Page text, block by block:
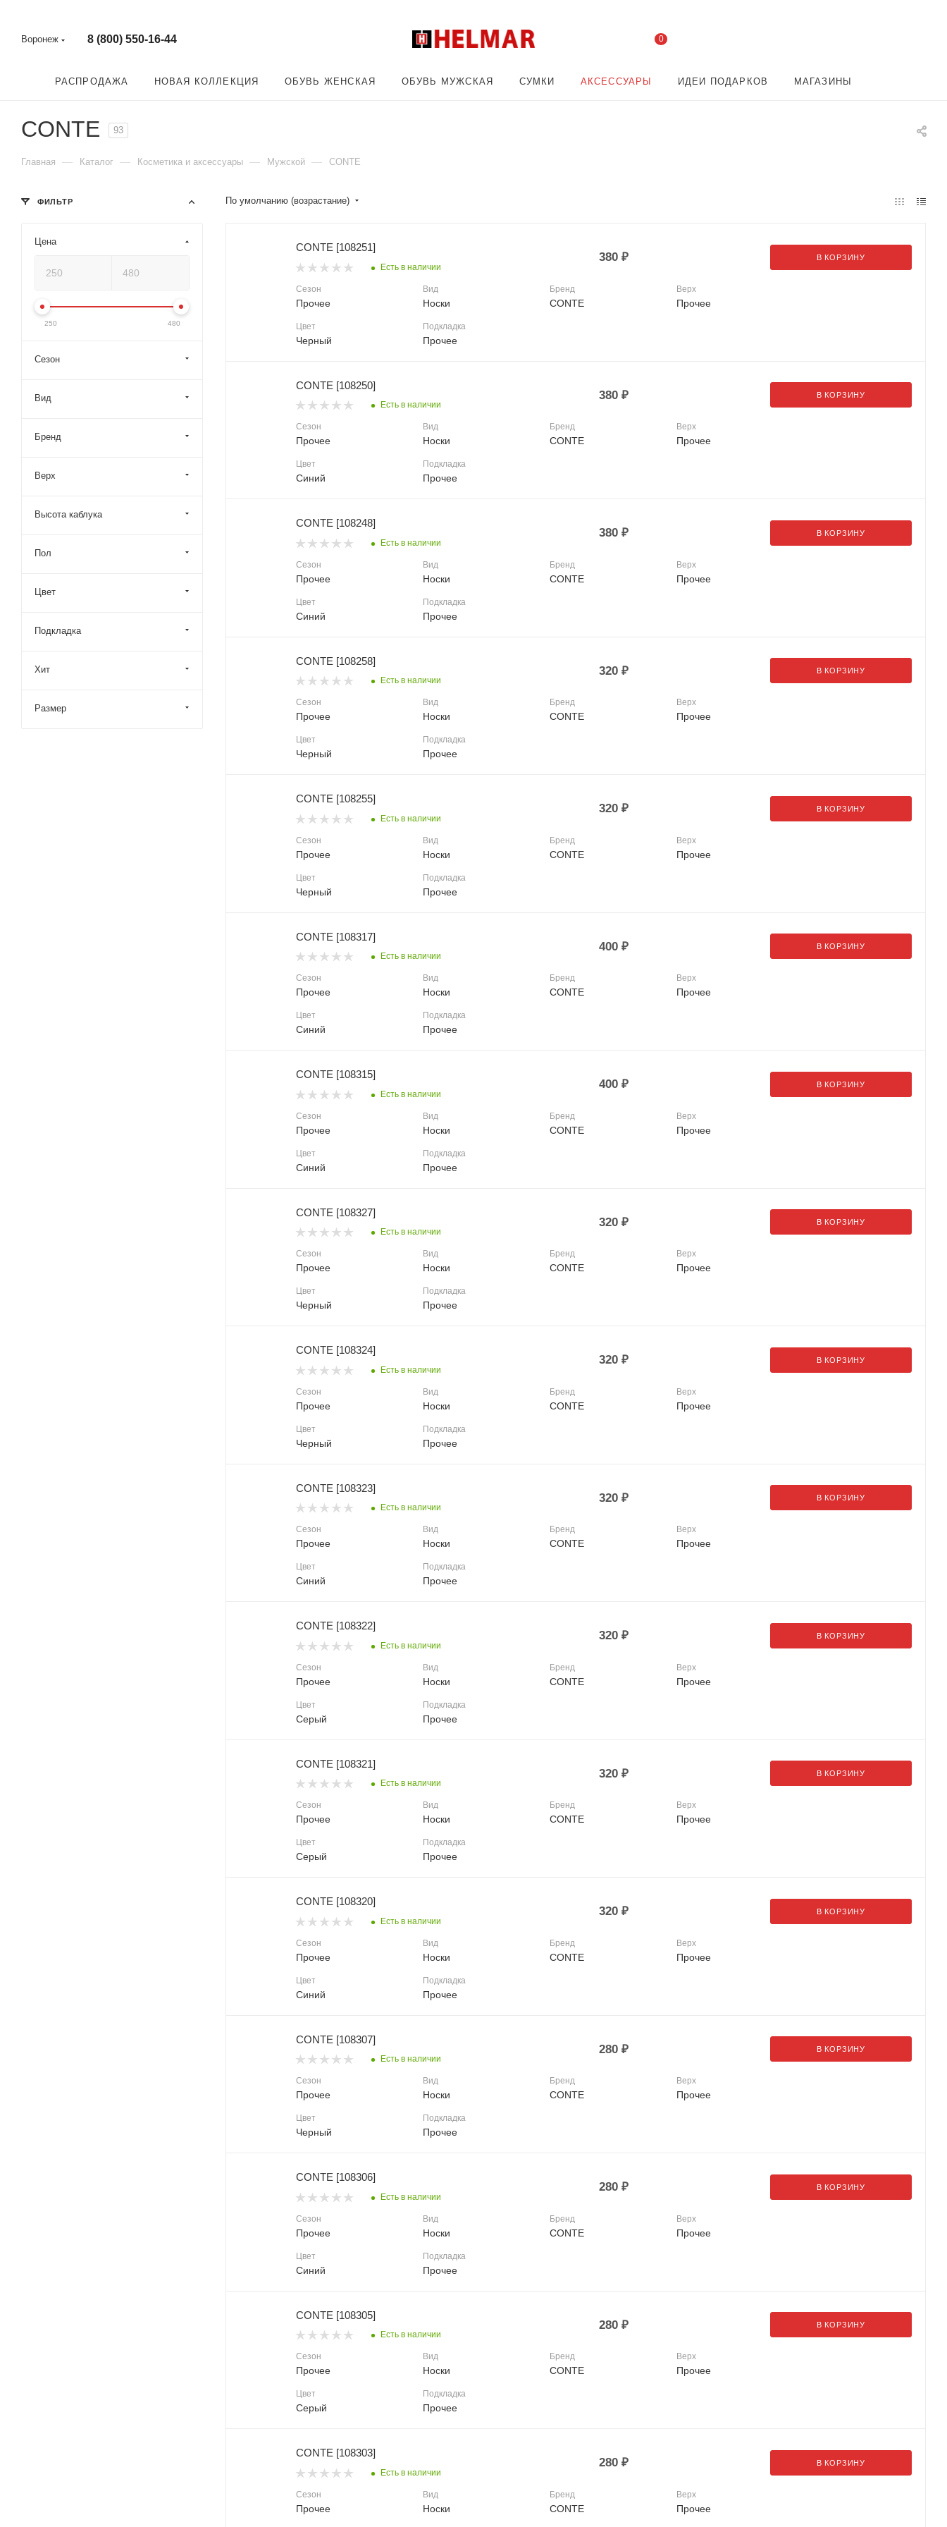
Воронеж 8 (800) 550-16-44 0
РАСПРОДАЖА НОВАЯ КОЛЛЕКЦИЯ ОБУВЬ ЖЕНСКАЯ ОБУВЬ МУЖСКАЯ СУМКИ АКСЕССУАРЫ ИДЕИ ПОДАРКОВ МАГАЗИНЫ
CONTE 93
Главная — Каталог — Косметика и аксессуары — Мужской — CONTE
По умолчанию (возрастание)
CONTE [108251]
Есть в наличии
380 ₽ В КОРЗИНУ
Сезон
Прочее
Вид
Носки
Бренд
CONTE
Верх
Прочее
Цвет
Черный
Подкладка
Прочее
CONTE [108250]
Есть в наличии
380 ₽ В КОРЗИНУ
Сезон
Прочее
Вид
Носки
Бренд
CONTE
Верх
Прочее
Цвет
Синий
Подкладка
Прочее
CONTE [108248]
Есть в наличии
380 ₽ В КОРЗИНУ
Сезон
Прочее
Вид
Носки
Бренд
CONTE
Верх
Прочее
Цвет
Синий
Подкладка
Прочее
CONTE [108258]
Есть в наличии
320 ₽ В КОРЗИНУ
Сезон
Прочее
Вид
Носки
Бренд
CONTE
Верх
Прочее
Цвет
Черный
Подкладка
Прочее
CONTE [108255]
Есть в наличии
320 ₽ В КОРЗИНУ
Сезон
Прочее
Вид
Носки
Бренд
CONTE
Верх
Прочее
Цвет
Черный
Подкладка
Прочее
CONTE [108317]
Есть в наличии
400 ₽ В КОРЗИНУ
Сезон
Прочее
Вид
Носки
Бренд
CONTE
Верх
Прочее
Цвет
Синий
Подкладка
Прочее
CONTE [108315]
Есть в наличии
400 ₽ В КОРЗИНУ
Сезон
Прочее
Вид
Носки
Бренд
CONTE
Верх
Прочее
Цвет
Синий
Подкладка
Прочее
CONTE [108327]
Есть в наличии
320 ₽ В КОРЗИНУ
Сезон
Прочее
Вид
Носки
Бренд
CONTE
Верх
Прочее
Цвет
Черный
Подкладка
Прочее
CONTE [108324]
Есть в наличии
320 ₽ В КОРЗИНУ
Сезон
Прочее
Вид
Носки
Бренд
CONTE
Верх
Прочее
Цвет
Черный
Подкладка
Прочее
CONTE [108323]
Есть в наличии
320 ₽ В КОРЗИНУ
Сезон
Прочее
Вид
Носки
Бренд
CONTE
Верх
Прочее
Цвет
Синий
Подкладка
Прочее
CONTE [108322]
Есть в наличии
320 ₽ В КОРЗИНУ
Сезон
Прочее
Вид
Носки
Бренд
CONTE
Верх
Прочее
Цвет
Серый
Подкладка
Прочее
CONTE [108321]
Есть в наличии
320 ₽ В КОРЗИНУ
Сезон
Прочее
Вид
Носки
Бренд
CONTE
Верх
Прочее
Цвет
Серый
Подкладка
Прочее
CONTE [108320]
Есть в наличии
320 ₽ В КОРЗИНУ
Сезон
Прочее
Вид
Носки
Бренд
CONTE
Верх
Прочее
Цвет
Синий
Подкладка
Прочее
CONTE [108307]
Есть в наличии
280 ₽ В КОРЗИНУ
Сезон
Прочее
Вид
Носки
Бренд
CONTE
Верх
Прочее
Цвет
Черный
Подкладка
Прочее
CONTE [108306]
Есть в наличии
280 ₽ В КОРЗИНУ
Сезон
Прочее
Вид
Носки
Бренд
CONTE
Верх
Прочее
Цвет
Синий
Подкладка
Прочее
CONTE [108305]
Есть в наличии
280 ₽ В КОРЗИНУ
Сезон
Прочее
Вид
Носки
Бренд
CONTE
Верх
Прочее
Цвет
Серый
Подкладка
Прочее
CONTE [108303]
Есть в наличии
280 ₽ В КОРЗИНУ
Сезон
Прочее
Вид
Носки
Бренд
CONTE
Верх
Прочее
ФИЛЬТР
Цена
250 480
Сезон
Вид
Бренд
Верх
Высота каблука
Пол
Цвет
Подкладка
Хит
Размер